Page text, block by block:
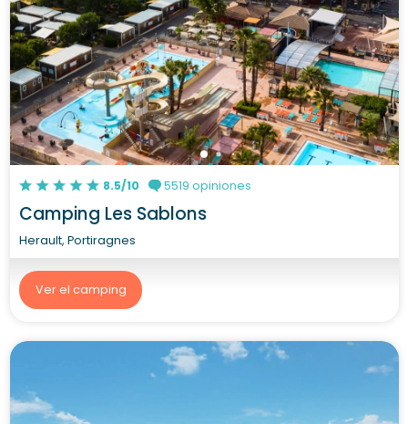
8.5/10 5519 opiniones
Camping Les Sablons
Herault, Portiragnes
Ver el camping